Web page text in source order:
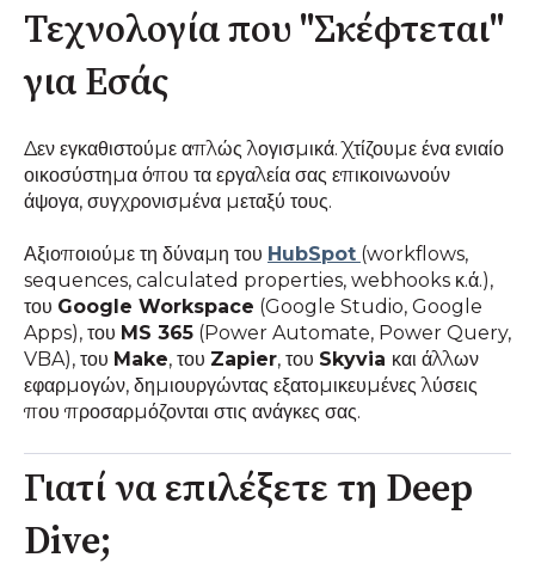
Τεχνολογία που "Σκέφτεται"
για Εσάς
Δεν εγκαθιστούμε απλώς λογισμικά. Χτίζουμε ένα ενιαίο
οικοσύστημα όπου τα εργαλεία σας επικοινωνούν
άψογα, συγχρονισμένα μεταξύ τους.
Αξιοποιούμε τη δύναμη του HubSpot (workflows,
sequences, calculated properties, webhooks κ.ά.),
του Google Workspace (Google Studio, Google
Apps), του MS 365 (Power Automate, Power Query,
VBA), του Make, του Zapier, του Skyvia και άλλων
εφαρμογών, δημιουργώντας εξατομικευμένες λύσεις
που προσαρμόζονται στις ανάγκες σας.
Γιατί να επιλέξετε τη Deep
Dive;